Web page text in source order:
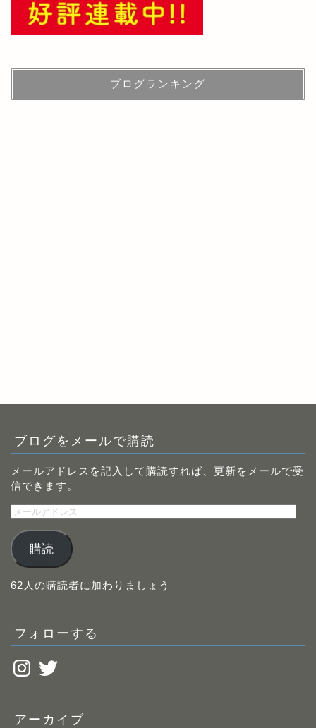
ブログランキング
ブログをメールで購読
メールアドレスを記入して購読すれば、更新をメールで受
信できます。
メ
ル
ア
ド
レ
購読
62人の購読者に加わりましょう
フォローする
Instagram
Twitter
アーカイブ